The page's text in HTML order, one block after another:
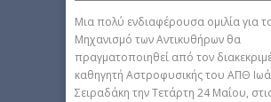
Μια πολύ ενδιαφέρουσα ομιλία για
Μηχανισμό των Αντικυθήρων θα
πραγματοποιηθεί από τον
καθηγητή Αστροφυσικής του ΑΠΘ
Σειραδάκη την Τετάρτη 24 Μαΐου,